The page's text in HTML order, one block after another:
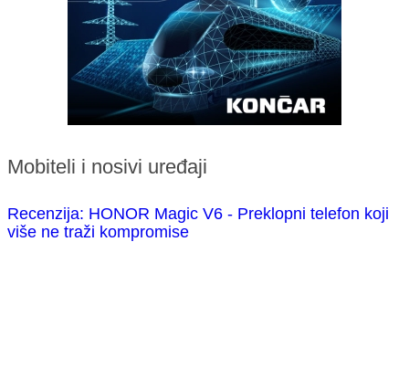
Mobiteli i nosivi uređaji
Recenzija: HONOR Magic V6 - Preklopni telefon koji
više ne traži kompromise